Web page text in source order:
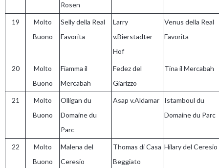
Rosen
19
Molto
Buono
Selly della Real
Favorita
Larry
v.Bierstadter
Hof
Venus della Real
Favorita
20
Molto
Buono
Fiamma il
Mercabah
Fedez del
Giarizzo
Tina il Mercabah
21
Molto
Buono
Olligan du
Domaine du
Parc
Asap v.Aldamar
Istamboul du
Domaine du Parc
22
Molto
Buono
Malena del
Ceresio
Thomas di Casa
Beggiato
Hilary del Ceresio